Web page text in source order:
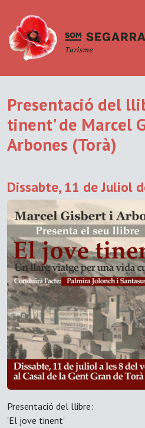
Presentació del
tinent' de Marcel
Arbones (Torà)
Dissabte, 11 de Juliol
Presentació del llibre:
'El jove tinent'